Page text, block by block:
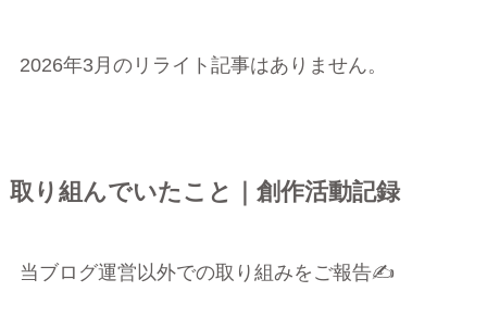
2026年3月のリライト記事はありません。
取り組んでいたこと｜創作活動記録
当ブログ運営以外での取り組みをご報告✍️